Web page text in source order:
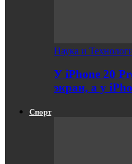
Наука и
У iPhone 20
экран, а у
Спорт